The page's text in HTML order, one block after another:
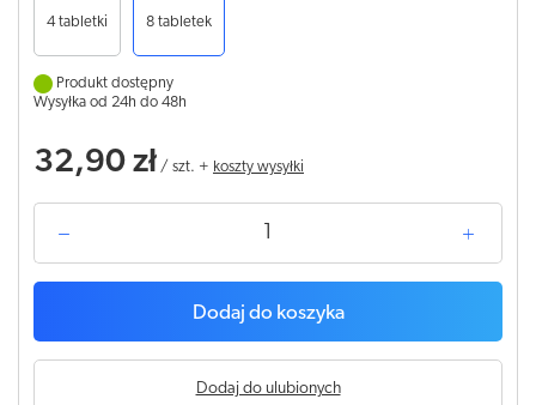
4 tabletki 8 tabletek
Produkt dostępny
Wysyłka od 24h do 48h
32,90 zł / szt. + koszty wysyłki
Dodaj do koszyka
Dodaj do ulubionych